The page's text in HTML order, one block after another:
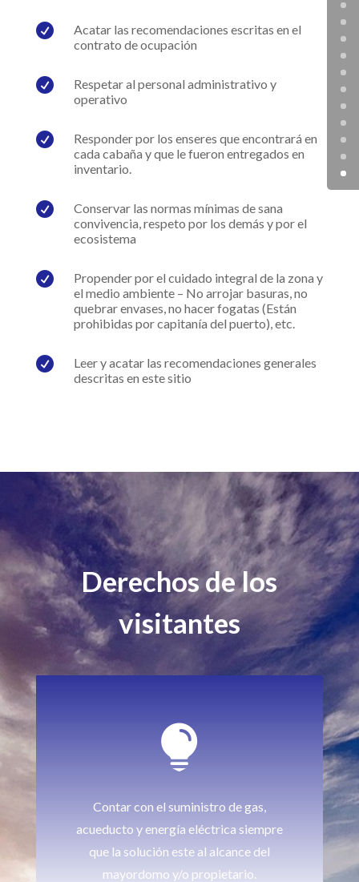

Acatar las recomendaciones escritas en el
contrato de ocupación

Respetar al personal administrativo y
operativo

Responder por los enseres que encontrará en
cada cabaña y que le fueron entregados en
inventario.

Conservar las normas mínimas de sana
convivencia, respeto por los demás y por el
ecosistema

Propender por el cuidado integral de la zona y
el medio ambiente – No arrojar basuras, no
quebrar envases, no hacer fogatas (Están
prohibidas por capitanía del puerto), etc.

Leer y acatar las recomendaciones generales
descritas en este sitio
Derechos de los
visitantes

Contar con el suministro de gas,
acueducto y energía eléctrica siempre
que la solución este al alcance del
mayordomo y/o propietario.